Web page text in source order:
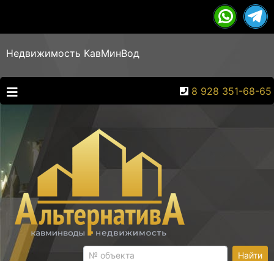
Недвижимость КавМинВод
8 928 351-68-65
Найти